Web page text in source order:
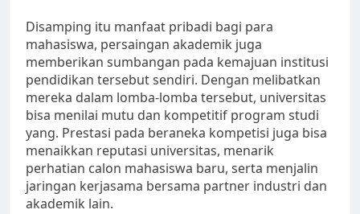
Disamping itu manfaat pribadi bagi para
mahasiswa, persaingan akademik juga
memberikan sumbangan pada kemajuan institusi
pendidikan tersebut sendiri. Dengan melibatkan
mereka dalam lomba-lomba tersebut, universitas
bisa menilai mutu dan kompetitif program studi
yang. Prestasi pada beraneka kompetisi juga bisa
menaikkan reputasi universitas, menarik
perhatian calon mahasiswa baru, serta menjalin
jaringan kerjasama bersama partner industri dan
akademik lain.